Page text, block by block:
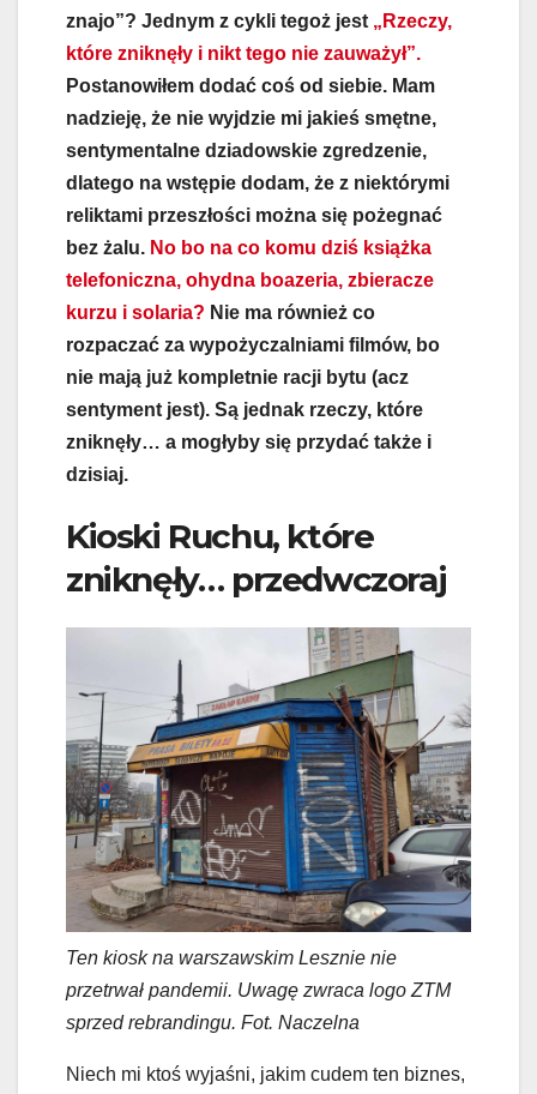
znajo”? Jednym z cykli tegoż jest „Rzeczy,
które zniknęły i nikt tego nie zauważył”.
Postanowiłem dodać coś od siebie. Mam
nadzieję, że nie wyjdzie mi jakieś smętne,
sentymentalne dziadowskie zgredzenie,
dlatego na wstępie dodam, że z niektórymi
reliktami przeszłości można się pożegnać
bez żalu. No bo na co komu dziś książka
telefoniczna, ohydna boazeria, zbieracze
kurzu i solaria? Nie ma również co
rozpaczać za wypożyczalniami filmów, bo
nie mają już kompletnie racji bytu (acz
sentyment jest). Są jednak rzeczy, które
zniknęły… a mogłyby się przydać także i
dzisiaj.
Kioski Ruchu, które
zniknęły… przedwczoraj
Ten kiosk na warszawskim Lesznie nie
przetrwał pandemii. Uwagę zwraca logo ZTM
sprzed rebrandingu. Fot. Naczelna
Niech mi ktoś wyjaśni, jakim cudem ten biznes,